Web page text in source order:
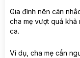
Gia đình nên cân
cha mẹ vượt quá khả
ca.
Ví dụ, cha mẹ cần